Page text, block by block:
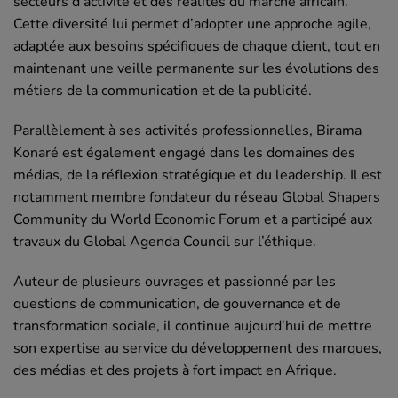
Cette diversité lui permet d’adopter une approche agile,
adaptée aux besoins spécifiques de chaque client, tout en
maintenant une veille permanente sur les évolutions des
métiers de la communication et de la publicité.
Parallèlement à ses activités professionnelles, Birama
Konaré est également engagé dans les domaines des
médias, de la réflexion stratégique et du leadership. Il est
notamment membre fondateur du réseau Global Shapers
Communitydu World Economic Forum et a participé aux
travaux du Global Agenda Council sur l’éthique.
Auteur de plusieurs ouvrages et passionné par les
questions de communication, de gouvernance et de
transformation sociale, il continue aujourd’hui de mettre
son expertise au service du développement des marques,
des médias et des projets à fort impact en Afrique.